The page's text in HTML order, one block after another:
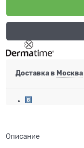
Доставка в Москва
Описание